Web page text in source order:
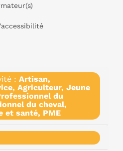
: Artisan,
Agriculteur, Jeune
du
du cheval,
et santé, PME